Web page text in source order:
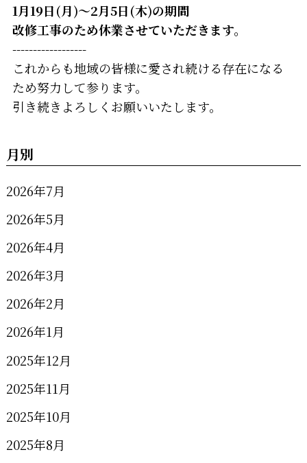
1月19日(月)～2月5日(木)の期間
改修工事のため休業させていただきます。
------------------
これからも地域の皆様に愛され続ける存在になる
ため努力して参ります。
引き続きよろしくお願いいたします。
月別
2026年7月
2026年5月
2026年4月
2026年3月
2026年2月
2026年1月
2025年12月
2025年11月
2025年10月
2025年8月